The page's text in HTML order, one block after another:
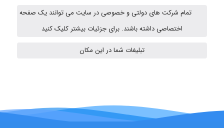
تمام شرکت های دولتی و خصوصی در سایت می توانند یک صفحه
اختصاصی داشته باشند. برای جزئیات بیشتر کلیک کنید
تبلیغات شما در این مکان